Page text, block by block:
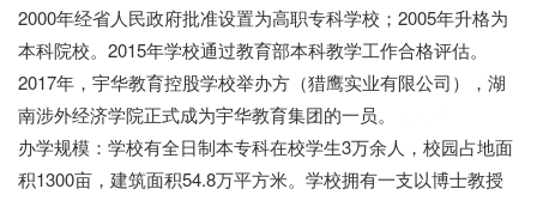
2000年经省人民政府批准设置为高职专科学校；2005年升格为
本科院校。2015年学校通过教育部本科教学工作合格评估。
2017年，宇华教育控股学校举办方（猎鹰实业有限公司），湖
南涉外经济学院正式成为宇华教育集团的一员。
办学规模：学校有全日制本专科在校学生3万余人，校园占地面
积1300亩，建筑面积54.8万平方米。学校拥有一支以博士教授